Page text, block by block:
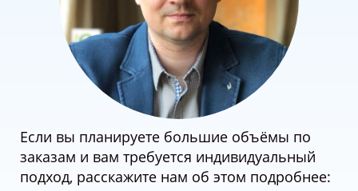
Если вы планируете большие объёмы по
заказам и вам требуется индивидуальный
подход, расскажите нам об этом подробнее: